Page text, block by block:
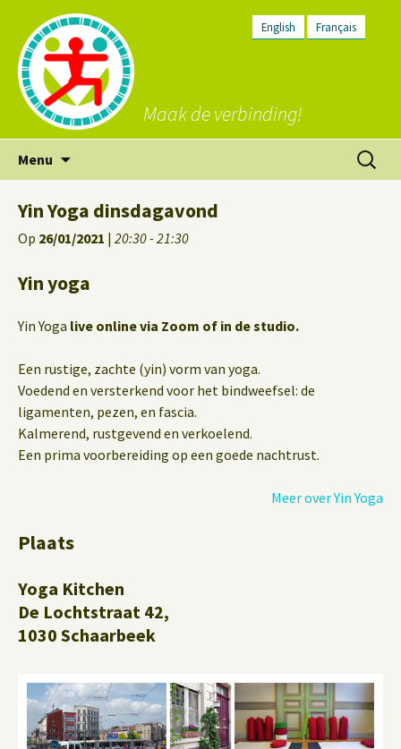
English Français
Maak de verbinding!
Menu
inhoud
Zoeken
naar:
Yin Yoga dinsdagavond
Op 26/01/2021 | 20:30 - 21:30
Yin yoga
Yin Yoga live online via Zoom of in de studio.
Een rustige, zachte (yin) vorm van yoga.
Voedend en versterkend voor het bindweefsel: de
ligamenten, pezen, en fascia.
Kalmerend, rustgevend en verkoelend.
Een prima voorbereiding op een goede nachtrust.
Meer over Yin Yoga
Plaats
Yoga Kitchen
De Lochtstraat 42,
1030 Schaarbeek